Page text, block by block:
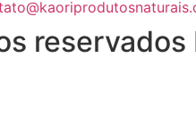
reservados